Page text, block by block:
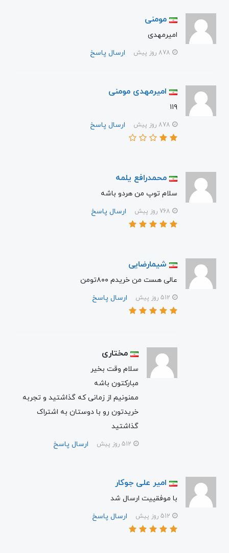
مومنی
امیرمهدی
ارسال پاسخ
امیرمهدی مومنی
۱۱۹
ارسال پاسخ
محمدرافع یلمه
سلام توپ من هردو باشه
ارسال پاسخ
شیمارضایی
عالی هست من خریدم ۸۰۰تومن
ارسال پاسخ
مختاری
سلام وقت بخیر
مبارکتون باشه
ممنونیم از زمانی که گذاشتید و تجربه
خریدتون رو با دوستان به اشتراک
گذاشتید
ارسال پاسخ
امیر علی جوکار
با موفقییت ارسال شد
ارسال پاسخ